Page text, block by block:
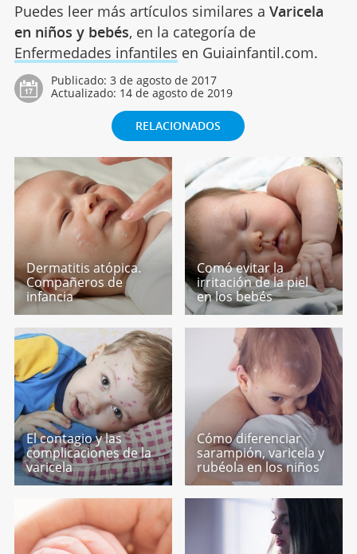
Puedes leer más artículos similares a Varicela
en niños y bebés, en la categoría de
Enfermedades infantiles en Guiainfantil.com.
Publicado: 3 de agosto de 2017
Actualizado: 14 de agosto de 2019
RELACIONADOS
Dermatitis atópica.
Compañeros de
infancia
Comó evitar la
irritación de la piel
en los bebés
El contagio y las
complicaciones de la
varicela
Cómo diferenciar
sarampión, varicela y
rubéola en los niños